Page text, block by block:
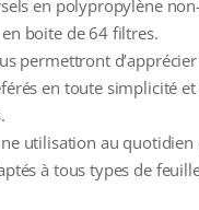
en polypropylène
boite de 64 filtres.
permettront
en toute simplicité
utilisation au
à tous types de